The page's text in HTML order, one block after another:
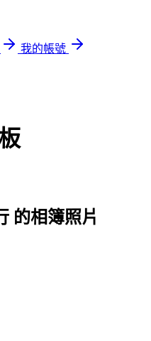
我的帳號
的相簿照片